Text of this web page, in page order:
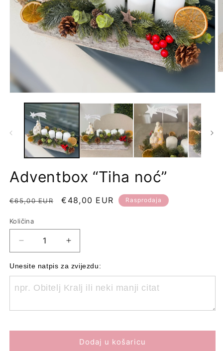
Adventbox “Tiha noć”
Redovna
€65,00 EUR
Prodajna
€48,00 EUR Rasprodaja
Količina
Količina
Smanji
količinu
proizvoda
Adventbox
“Tiha
Povećaj
količinu
proizvoda
Adventbox
“Tiha
Unesite natpis za zvijezdu:
Dodaj u košaricu